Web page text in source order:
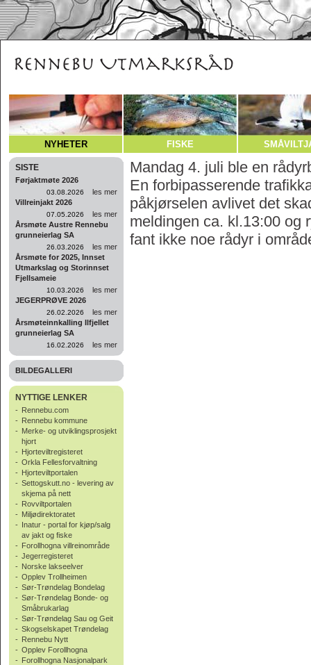
NYHETER FISKE
SISTE
Førjaktmøte 2026
03.08.2026
les mer
Villreinjakt 2026
07.05.2026
les mer
Årsmøte Austre Rennebu
grunneierlag SA
26.03.2026
les mer
Årsmøte for 2025, Innset
Utmarkslag og Storinnset
Fjellsameie
10.03.2026
les mer
JEGERPRØVE 2026
26.02.2026
les mer
Årsmøteinnkalling Ilfjellet
grunneierlag SA
16.02.2026 les mer
BILDEGALLERI
NYTTIGE LENKER
- Rennebu.com
- Rennebu kommune
- Merke- og utviklingsprosjekt
hjort
- Hjorteviltregisteret
- Orkla Fellesforvaltning
- Hjorteviltportalen
- Settogskutt.no - levering av
skjema på nett
- Rovviltportalen
- Miljødirektoratet
- Inatur - portal for kjøp/salg
av jakt og fiske
- Forollhogna villreinområde
- Jegerregisteret
- Norske lakseelver
- Opplev Trollheimen
- Sør-Trøndelag Bondelag
- Sør-Trøndelag Bonde- og
Småbrukarlag
- Sør-Trøndelag Sau og Geit
- Skogselskapet Trøndelag
- Rennebu Nytt
- Opplev Forollhogna
- Forollhogna Nasjonalpark
Mandag 4. juli ble en
En forbipasserende
påkjørselen avlivet det
meldingen ca. kl.13:00 og
fant ikke noe rådyr i